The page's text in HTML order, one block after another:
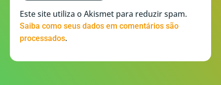
Este site utiliza o Akismet para reduzir spam.
Saiba como seus dados em comentários são
processados.